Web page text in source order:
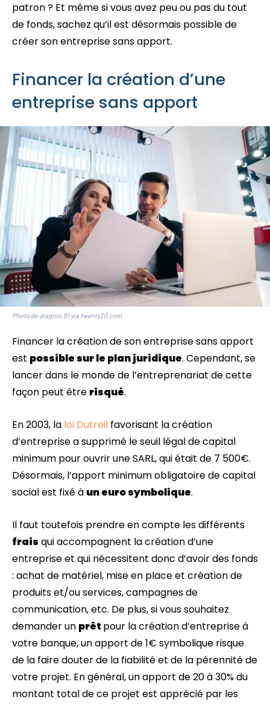
patron ? Et même si vous avez peu ou pas du tout
de fonds, sachez qu’il est désormais possible de
créer son entreprise sans apport.
Financer la création d’une
entreprise sans apport
Photo de @agron.91 via twenty20.com
Financer la création de son entreprise sans apport
est possible sur le plan juridique. Cependant, se
lancer dans le monde de l’entreprenariat de cette
façon peut être risqué.
En 2003, la loi Dutreil favorisant la création
d’entreprise a supprimé le seuil légal de capital
minimum pour ouvrir une SARL, qui était de 7 500€.
Désormais, l’apport minimum obligatoire de capital
social est fixé à un euro symbolique.
Il faut toutefois prendre en compte les différents
frais qui accompagnent la création d’une
entreprise et qui nécessitent donc d’avoir des fonds
: achat de matériel, mise en place et création de
produits et/ou services, campagnes de
communication, etc. De plus, si vous souhaitez
demander un prêt pour la création d’entreprise à
votre banque, un apport de 1€ symbolique risque
de la faire douter de la fiabilité et de la pérennité de
votre projet. En général, un apport de 20 à 30% du
montant total de ce projet est apprécié par les